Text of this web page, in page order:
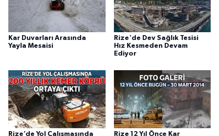
Kar Duvarları Arasında
Yayla Mesaisi
Rize'de Dev Sağlık Tesisi
Hız Kesmeden Devam
Ediyor
Rize’de Yol Çalışmasında
Rize 12 Yıl Önce Kar